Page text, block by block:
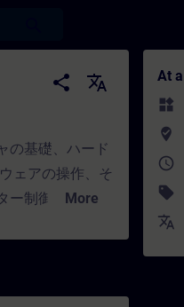
-
share
translate
の基礎、ハード
ェアの操作、そ
制御と監視、
の診断、モジ
い障害診断の実
More
At
widgets
where_to_vote
access_time
sell
translate